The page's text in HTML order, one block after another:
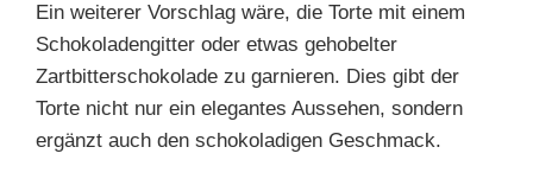
Ein weiterer Vorschlag wäre, die Torte mit einem
Schokoladengitter oder etwas gehobelter
Zartbitterschokolade zu garnieren. Dies gibt der
Torte nicht nur ein elegantes Aussehen, sondern
ergänzt auch den schokoladigen Geschmack.